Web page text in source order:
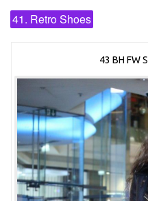
41. Retro Shoes
43 BH FW